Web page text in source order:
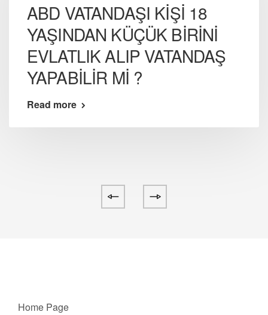
ABD VATANDAŞI KİŞİ 18
YAŞINDAN KÜÇÜK BİRİNİ
EVLATLIK ALIP VATANDAŞ
YAPABİLİR Mİ ?
Read more
Home Page